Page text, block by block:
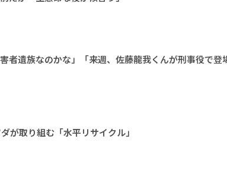
者遺族なのかな」「来週、佐藤龍我くんが刑事役で登
取り組む「水平リサイクル」